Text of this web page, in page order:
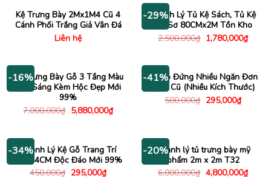
2,000,000₫.
Kệ Trưng Bày 2Mx1M4 Cũ 4
Cánh Phối Trắng Giả Vân Đá
Liên hệ
-29%
Thanh Lý Tủ Kệ Sách, Tủ Kệ
Hồ Sơ 80CMx2M Tồn Kho
2,500,000₫ Giá
gốc
1,780,000₫Giá
hiện
-16%
Kệ Trưng Bày Gỗ 3 Tầng Màu
Nâu Sáng Kèm Hộc Đẹp Mới
99%
7,000,000₫ Giá
gốc
5,880,000₫Giá
hiện
5,880,000₫.
-41%
Kệ Gỗ Đứng Nhiều Ngăn Đơn
Giản Cũ (Nhiều Kích Thước)
500,000₫ Giá
295,000₫Giá
hiện
-34%Thanh Lý Kệ Gỗ Trang Trí
1Mx74CM Độc Đáo Mới 99%
450,000₫ Giá
295,000₫Giá
hiện
-20%Thanh lý tủ trưng bày mỹ
phẩm 2m x 2m T32
6,000,000₫ Giá
gốc
4,800,000₫Giá
hiện